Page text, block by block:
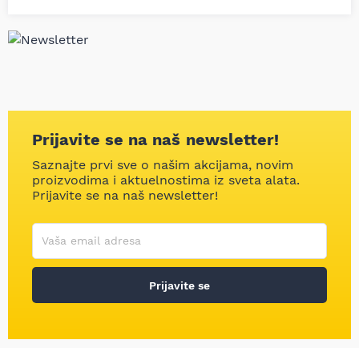
Prijavite se na naš newsletter!
Saznajte prvi sve o našim akcijama, novim
proizvodima i aktuelnostima iz sveta alata.
Prijavite se na naš newsletter!
Korisničko ime
Vaša email adresa
Prijavite se